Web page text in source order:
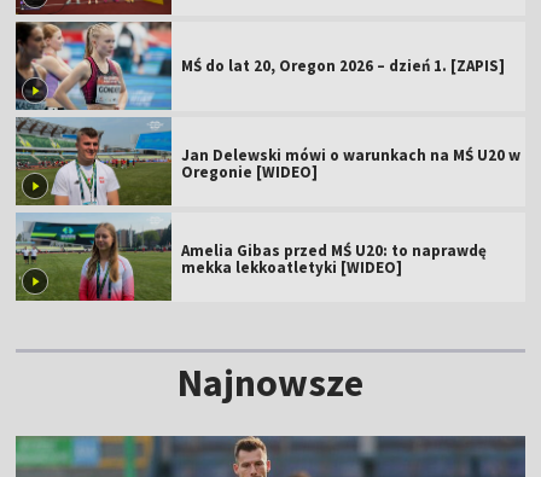
MŚ do lat 20, Oregon 2026 – dzień 1. [ZAPIS]
Jan Delewski mówi o warunkach na MŚ U20 w
Oregonie [WIDEO]
Amelia Gibas przed MŚ U20: to naprawdę
mekka lekkoatletyki [WIDEO]
Najnowsze